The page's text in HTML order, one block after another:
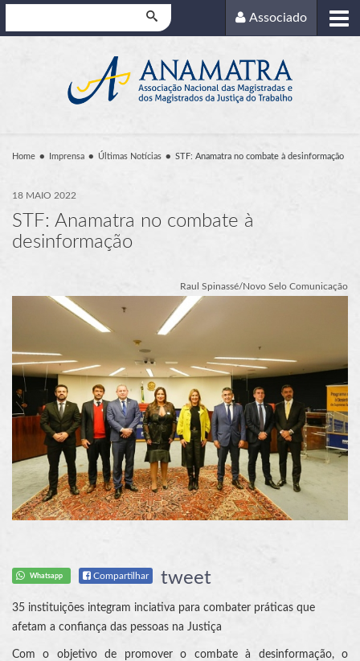
Associado
Home Imprensa Últimas Notícias STF: Anamatra no combate à desinformação
18 MAIO 2022
STF: Anamatra no combate à
desinformação
Raul Spinassé/Novo Selo Comunicação
Whatsapp Compartilhar tweet
35 instituições integram inciativa para combater práticas que
afetam a confiança das pessoas na Justiça
Com o objetivo de promover o combate à desinformação, o